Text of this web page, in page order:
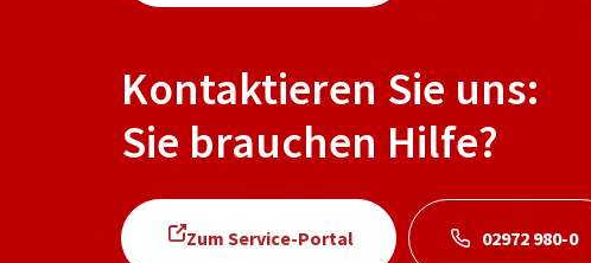
Kontaktieren Sie uns:
Sie brauchen Hilfe?
Zum Service-Portal 02972 980-0